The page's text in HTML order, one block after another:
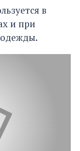
в
и при